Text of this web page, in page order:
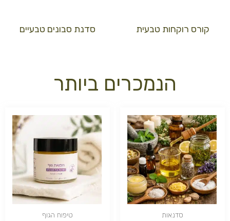
קורס רוקחות טבעית סדנת סבונים טבעיים
הנמכרים ביותר
סדנאות טיפוח הגוף
טווח
מחירים:
מספר
סוגים.
ניתן
לבחור
את
האפשרויות
בעמוד
המוצר